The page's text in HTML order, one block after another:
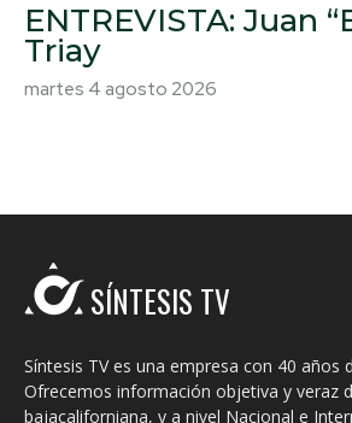
ENTREVISTA: Juan
Triay
martes 4 agosto 2026
SÍNTESIS TV
Síntesis TV es una empresa con 40 años
Ofrecemos información objetiva y veraz
bajacaliforniana, y a nivel Nacional e